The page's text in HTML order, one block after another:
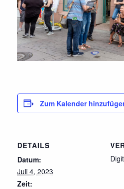
Zum Kalender
DETAILS
Datum:
Juli 4, 2023
Zeit: